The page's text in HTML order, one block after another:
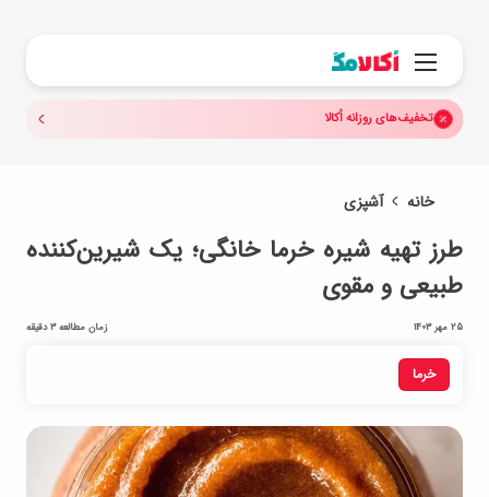
منو
تخفیف‌های روزانه اُکالا
خانه آشپزی
خرما
طرز تهیه شیره خرما خانگی؛ یک شیرین‌کننده
طبیعی و مقوی
25 مهر 1403 زمان مطالعه 3 دقیقه